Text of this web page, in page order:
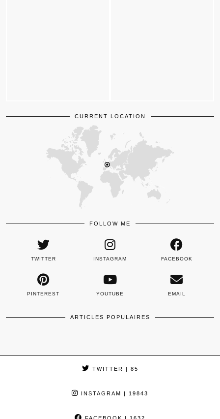
CURRENT LOCATION
FOLLOW ME
TWITTER INSTAGRAM FACEBOOK
PINTEREST YOUTUBE EMAIL
ARTICLES POPULAIRES
TWITTER | 85
INSTAGRAM | 19843